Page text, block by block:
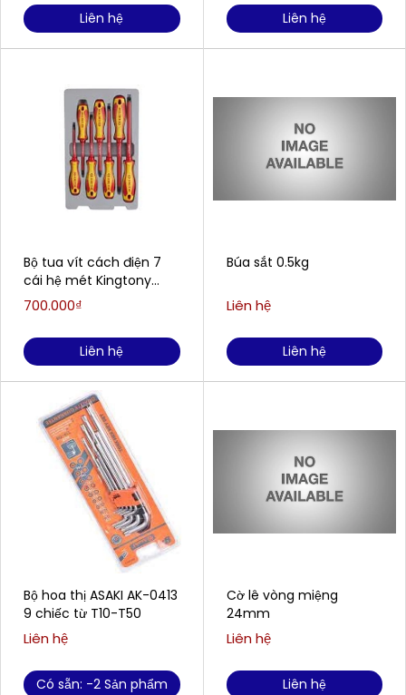
Liên hệ
Bộ tua vít cách điện 7
cái hệ mét Kingtony
30617MR
700.000₫
Liên hệ
Bộ hoa thị ASAKI AK-0413
9 chiếc từ T10-T50
Liên hệ
Có sẵn: -2 Sản phẩm
Liên hệ
Búa sắt 0.5kg
Liên hệ
Liên hệ
Cờ lê vòng miệng
24mm
Liên hệ
Liên hệ